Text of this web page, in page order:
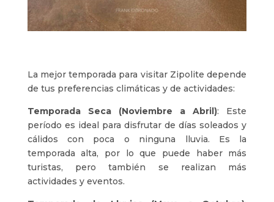
La mejor temporada para visitar Zipolite depende
de tus preferencias climáticas y de actividades:
Temporada Seca (Noviembre a Abril): Este
período es ideal para disfrutar de días soleados y
cálidos con poca o ninguna lluvia. Es la
temporada alta, por lo que puede haber más
turistas, pero también se realizan más
actividades y eventos.